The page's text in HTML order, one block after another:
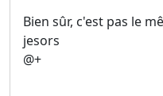
Bien sûr, c'est pas le
jesors
@+